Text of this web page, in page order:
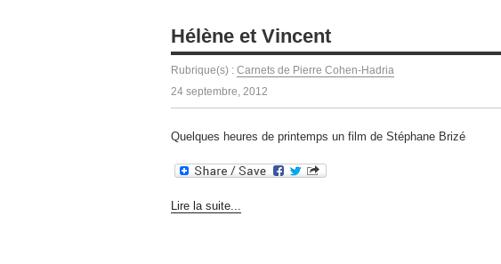
Hélène et Vincent
Rubrique(s) : Carnets de Pierre Cohen-Hadria
24 septembre, 2012
Quelques heures de printemps un film de Stéphane Brizé
Lire la suite...